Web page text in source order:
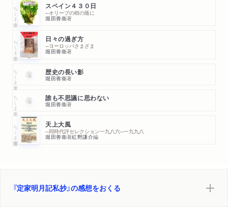
ちくま文庫 スペイン４３０日
─オリーブの樹の蔭に
堀田善衞著
ちくま文庫 日々の過ぎ方
─ヨーロッパさまざま
堀田善衞著
ちくま文庫 歴史の長い影
堀田善衞著
ちくま文庫 誰も不思議に思わない
堀田善衞著
ちくま学芸文庫 天上大風
─同時代評セレクション一九八六─一九九八
堀田善衞著紅野謙介編
『定家明月記私抄』の感想をおくる